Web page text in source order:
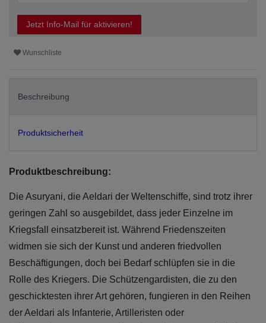
Jetzt Info-Mail für aktivieren!
Wunschliste
Beschreibung
Produktsicherheit
Produktbeschreibung:
Die Asuryani, die Aeldari der Weltenschiffe, sind trotz ihrer
geringen Zahl so ausgebildet, dass jeder Einzelne im
Kriegsfall einsatzbereit ist. Während Friedenszeiten
widmen sie sich der Kunst und anderen friedvollen
Beschäftigungen, doch bei Bedarf schlüpfen sie in die
Rolle des Kriegers. Die Schützengardisten, die zu den
geschicktesten ihrer Art gehören, fungieren in den Reihen
der Aeldari als Infanterie, Artilleristen oder